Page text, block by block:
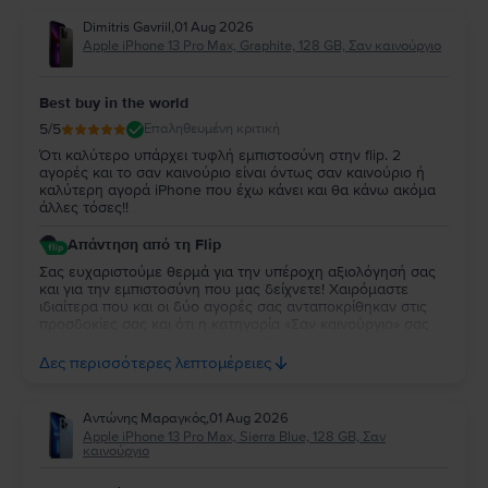
Dimitris Gavriil,01 Aug 2026
Apple iPhone 13 Pro Max, Graphite, 128 GB, Σαν καινούργιο
Best buy in the world
5/5 Επαληθευμένη κριτική
Ότι καλύτερο υπάρχει τυφλή εμπιστοσύνη στην flip. 2
αγορές και το σαν καινούριο είναι όντως σαν καινούριο ή
καλύτερη αγορά iPhone που έχω κάνει και θα κάνω ακόμα
άλλες τόσες!!
Απάντηση από τη Flip
Σας ευχαριστούμε θερμά για την υπέροχη αξιολόγησή σας
και για την εμπιστοσύνη που μας δείχνετε! Χαιρόμαστε
ιδιαίτερα που και οι δύο αγορές σας ανταποκρίθηκαν στις
μεγάλη χαρά και μας παρακινούν να συνεχίσουμε να
προσφέρουμε την καλύτερη δυνατή εμπειρία. Να χαρείτε το
ξανά στο μέλλον!
Δες περισσότερες λεπτομέρειες
Αντώνης Μαραγκός,01 Aug 2026
Apple iPhone 13 Pro Max, Sierra Blue, 128 GB, Σαν
καινούργιο